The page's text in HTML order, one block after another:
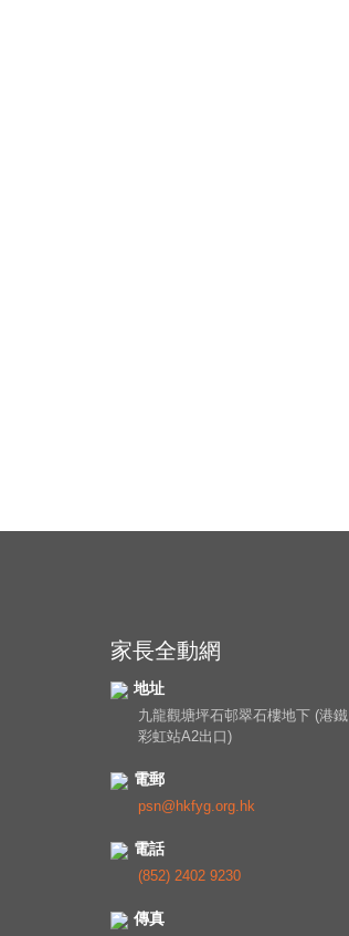
家長全動網
地址
九龍觀塘坪石邨翠石樓地下 (港鐵
彩虹站A2出口)
電郵
psn@hkfyg.org.hk
電話
(852) 2402 9230
傳真